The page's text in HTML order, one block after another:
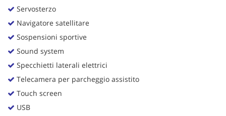
Servosterzo
Navigatore satellitare
Sospensioni sportive
Sound system
Specchietti laterali elettrici
Telecamera per parcheggio assistito
Touch screen
USB